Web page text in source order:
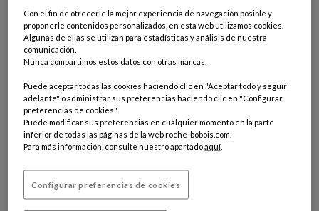
Nombre:
Dirección email (apellido@dominio.com)
Número de teléfono: (opcional)
Con el fin de ofrecerle la mejor experiencia de navegación posible y
proponerle contenidos personalizados, en esta web utilizamos cookies.
Algunas de ellas se utilizan para estadísticas y análisis de nuestra
comunicación.
Nunca compartimos estos datos con otras marcas.
Puede aceptar todas las cookies haciendo clic en "Aceptar todo y seguir
adelante" o administrar sus preferencias haciendo clic en "Configurar
preferencias de cookies".
Puede modificar sus preferencias en cualquier momento en la parte
inferior de todas las páginas de la web roche-bobois.com.
Para más información, consulte nuestro apartadoaquí
Configurar preferencias de cookies